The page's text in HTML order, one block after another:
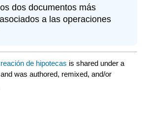
dos documentos más
a las operaciones
de hipotecas is shared under a
and was authored, remixed, and/or